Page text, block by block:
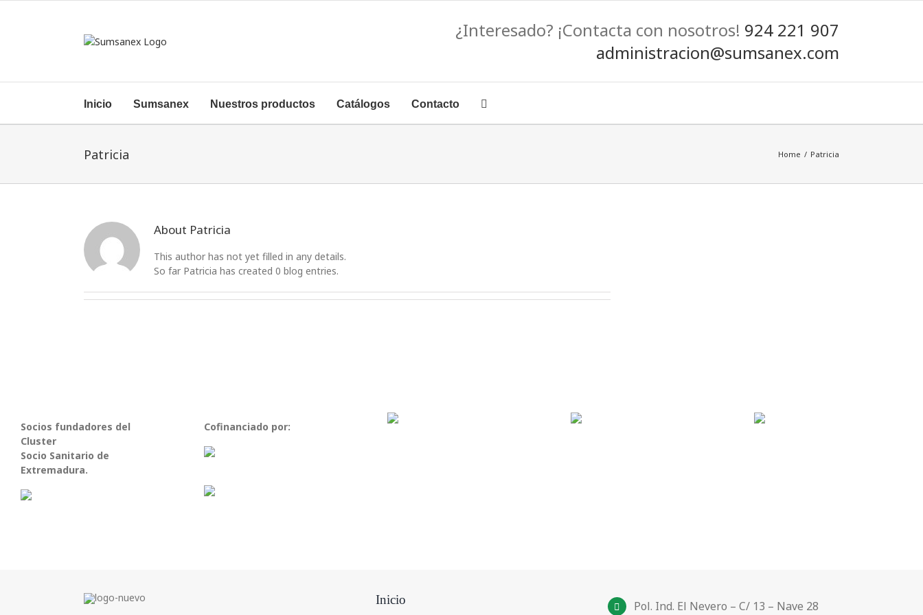
¿Interesado? ¡Contacta con nosotros! 924 221 907
administracion@sumsanex.com
Inicio Sumsanex Nuestros productos Catálogos Contacto
Patricia Home / Patricia
About Patricia
This author has not yet filled in any details.
So far Patricia has created 0 blog entries.
Socios fundadores del
Cluster
Socio Sanitario de
Extremadura.
Cofinanciado por:
Inicio Pol. Ind. El Nevero – C/ 13 – Nave 28